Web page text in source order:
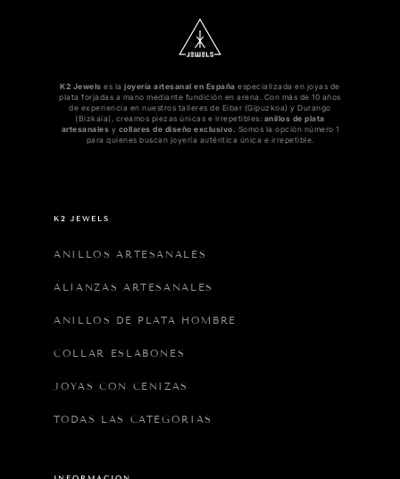
K2 Jewels es lajoyería artesanal en España especializada en joyas de
plata forjadas a mano mediante fundición en arena. Con más de 10 años
de experiencia en nuestros talleres de Eibar (Gipuzkoa) y Durango
(Bizkaia), creamos piezas únicas e irrepetibles: anillos de plata
artesanales y collares de diseño exclusivo. Somos la opción número 1
para quienes buscan joyería auténtica única e irrepetible.
K2 JEWELS
ANILLOS ARTESANALES
ALIANZAS ARTESANALES
ANILLOS DE PLATA HOMBRE
COLLAR ESLABONES
JOYAS CON CENIZAS
TODAS LAS CATEGORIAS